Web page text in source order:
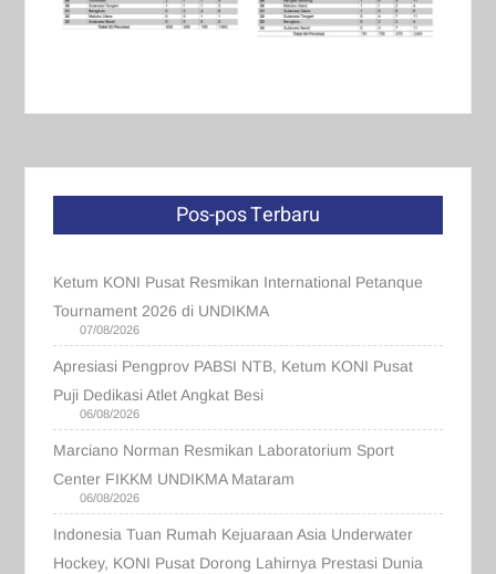
Pos-pos Terbaru
Ketum KONI Pusat Resmikan International Petanque
Tournament 2026 di UNDIKMA
07/08/2026
Apresiasi Pengprov PABSI NTB, Ketum KONI Pusat
Puji Dedikasi Atlet Angkat Besi
06/08/2026
Marciano Norman Resmikan Laboratorium Sport
Center FIKKM UNDIKMA Mataram
06/08/2026
Indonesia Tuan Rumah Kejuaraan Asia Underwater
Hockey, KONI Pusat Dorong Lahirnya Prestasi Dunia